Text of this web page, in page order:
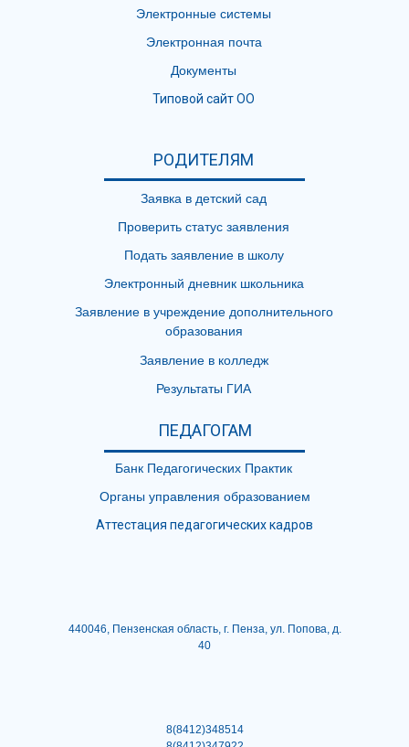
Заявка в детский сад
Электронная почта
РОДИТЕЛЯМ
Электронные системы
Проверить статус заявления
Подать заявление в школу
Электронный дневник школьника
Заявление в учреждение дополнительного
образования
Заявление в колледж
440046, Пензенская область, г. Пенза, ул. Попова, д.
40
ПЕДАГОГАМ
Банк Педагогических Практик
8(8412)348514
Органы управления образованием
Результаты ГИА
Документы
Аттестация педагогических кадров
Типовой сайт ОО